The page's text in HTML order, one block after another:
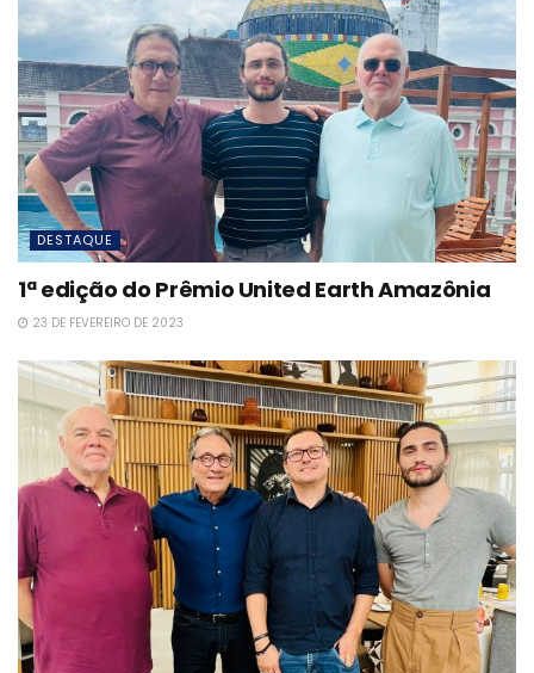
DESTAQUE
1ª edição do Prêmio United Earth Amazônia
23 DE FEVEREIRO DE 2023